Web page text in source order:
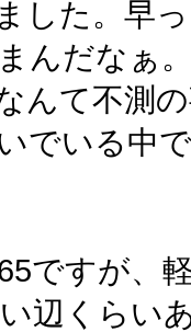
した。早
んだなぁ
んて不測
でいる中
ですが、
辺くらい